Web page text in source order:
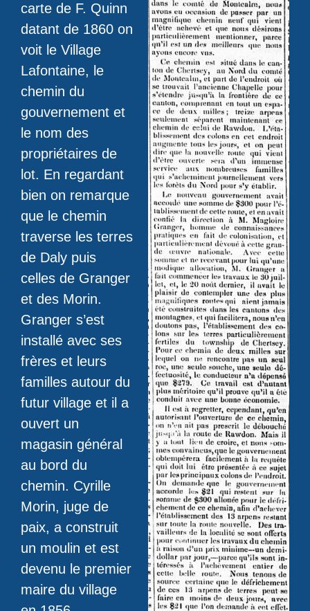
carte de F. Quinn
datant de 1860 on
voit le Village
Lafontaine, le
chemin du
gouvernement et
le nom des
propriétaires de
lot. En regardant
bien on remarque
que le chemin
traverse les terres
de Daly puis
celles de Granger
et des Morin.
Granger s’est
installé avec ses
frères et leurs
familles autour du
futur village et il a
ouvert un
magasin général
au bord du
chemin. Cyrille
Morin, juge de
paix, a construit
un moulin et est
devenu le premier
maire du village